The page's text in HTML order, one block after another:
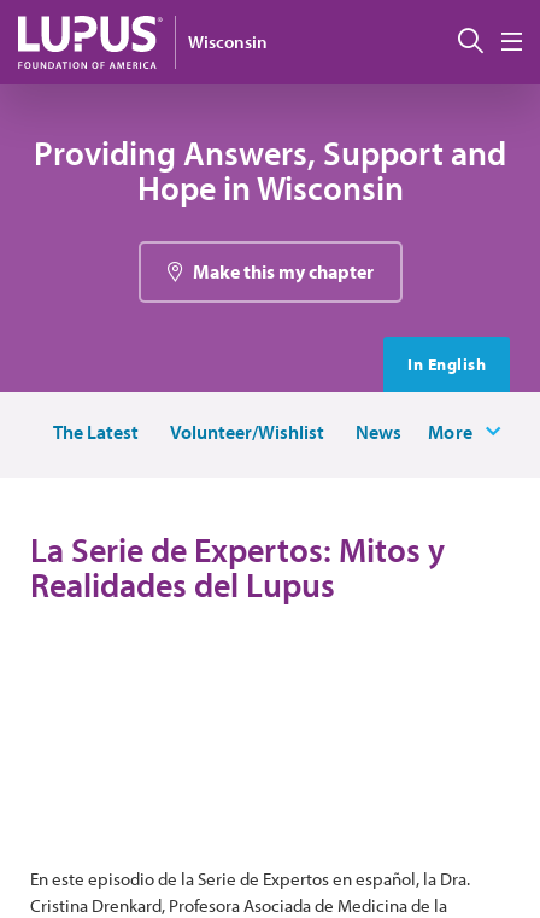
Pasar al contenido principal
Wisconsin
Providing Answers, Support and
Hope in Wisconsin
Make this my chapter
In English
The Latest Volunteer/Wishlist News More
La Serie de Expertos: Mitos y
Realidades del Lupus
En este episodio de la Serie de Expertos en español, la Dra.
Cristina Drenkard, Profesora Asociada de Medicina de la